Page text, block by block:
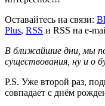
Оставайтесь на связи:
Plus, RSS и RSS на e-
В ближайшие дни, мы
существования, ну и о
P.S. Уже второй раз,
совпадает с днём